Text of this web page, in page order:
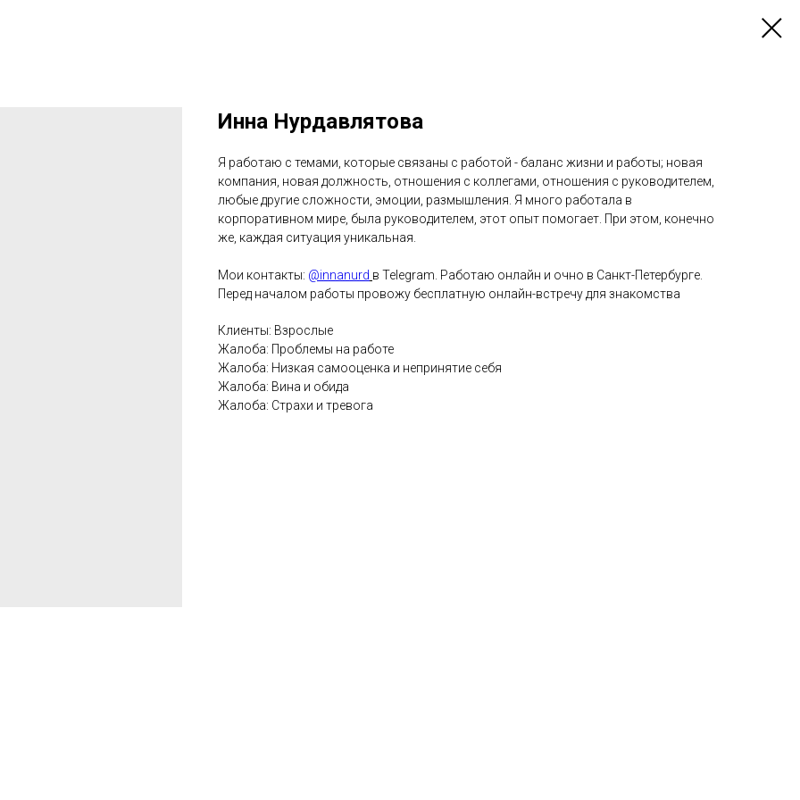
Инна Нурдавлятова
Я работаю с темами, которые связаны с работой - баланс жизни и работы; новая
компания, новая должность, отношения с коллегами, отношения с руководителем,
любые другие сложности, эмоции, размышления. Я много работала в
корпоративном мире, была руководителем, этот опыт помогает. При этом, конечно
же, каждая ситуация уникальная.
Мои контакты: @innanurd в Telegram. Работаю онлайн и очно в Санкт-Петербурге.
Перед началом работы провожу бесплатную онлайн-встречу для знакомства
Клиенты: Взрослые
Жалоба: Проблемы на работе
Жалоба: Низкая самооценка и непринятие себя
Жалоба: Вина и обида
Жалоба: Страхи и тревога